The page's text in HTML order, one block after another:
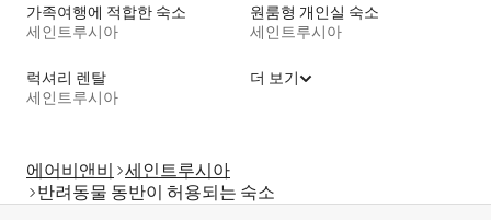
가족여행에 적합한 숙소
세인트루시아
원룸형 개인실 숙소
세인트루시아
럭셔리 렌탈
세인트루시아
더 보기
에어비앤비 세인트루시아
반려동물 동반이 허용되는 숙소